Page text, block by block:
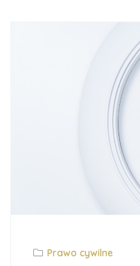
Prawo cywilne